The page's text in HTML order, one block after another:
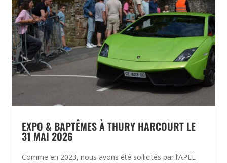
EXPO & BAPTÊMES À THURY HARCOURT LE
31 MAI 2026
Comme en 2023, nous avons été sollicités par l’APEL